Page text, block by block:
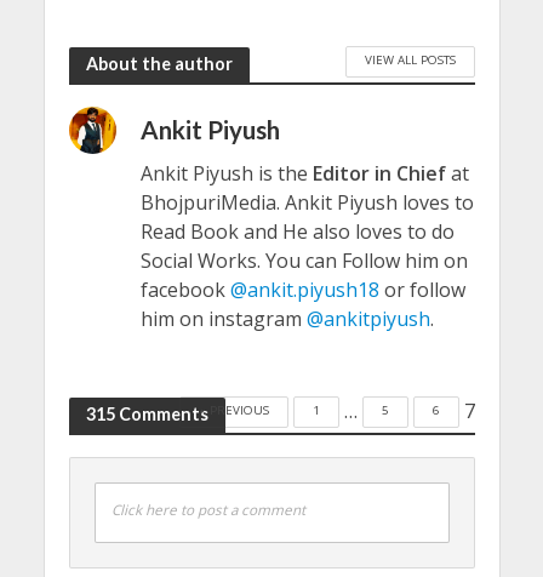
About the author VIEW ALL POSTS
Ankit Piyush
Ankit Piyush is the Editor in Chiefat
BhojpuriMedia. Ankit Piyush loves to
Read Book and He also loves to do
Social Works. You can Follow him on
facebook@ankit.piyush18 or follow
him on instagram @ankitpiyush.
315 Comments« PREVIOUS 1 … 5 6 7
Click here to post a comment